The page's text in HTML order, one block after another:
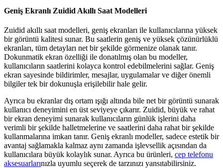
Geniş Ekranlı Zuidid Akıllı Saat Modelleri
Zuidid akıllı saat modelleri, geniş ekranları ile kullanıcılarına yüksek
bir görüntü kalitesi sunar. Bu saatlerin geniş ve yüksek çözünürlüklü
ekranları, tüm detayları net bir şekilde görmenize olanak tanır.
Dokunmatik ekran özelliği ile donatılmış olan bu modeller,
kullanıcıların saatlerini kolayca kontrol edebilmelerini sağlar. Geniş
ekran sayesinde bildirimler, mesajlar, uygulamalar ve diğer önemli
bilgiler tek bir dokunuşla erişilebilir hale gelir.
Ayrıca bu ekranlar dış ortam ışığı altında bile net bir görüntü sunarak
kullanıcı deneyimini en üst seviyeye çıkarır. Zuidid, büyük ve rahat
bir ekran deneyimi sunarak kullanıcıların günlük işlerini daha
verimli bir şekilde halletmelerine ve saatlerini daha rahat bir şekilde
kullanmalarına imkan tanır. Geniş ekranlı modeller, sadece estetik bir
avantaj sağlamakla kalmaz aynı zamanda işlevsellik açısından da
kullanıcılara büyük kolaylık sunar. Ayrıca bu ürünleri, cep telefonu
aksesuarlarınızla uyumlu seçerek de tarzınızı yansıtabilirsiniz.